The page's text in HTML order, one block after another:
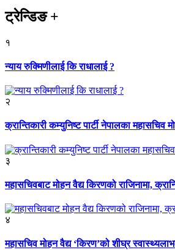
ट्रेन्डिङ+
१
न्याय रुक्मिणीलाई कि राधालाई ?
२
क्रान्तिकारी कम्युनिष्ट पार्टी नेपालका महासचिव
३
महासचिवबाट मोहन वैद्य किरणको राजिनामा,
४
महासचिव मोहन वैद्य ‘किरण’को शीघ्र